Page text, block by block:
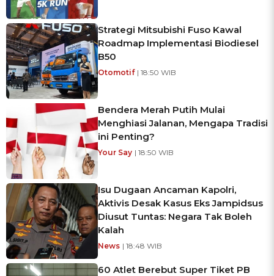
Strategi Mitsubishi Fuso Kawal
Roadmap Implementasi Biodiesel
B50
Otomotif | 18:50 WIB
Bendera Merah Putih Mulai
Menghiasi Jalanan, Mengapa Tradisi
ini Penting?
Your Say | 18:50 WIB
Isu Dugaan Ancaman Kapolri,
Aktivis Desak Kasus Eks Jampidsus
Diusut Tuntas: Negara Tak Boleh
Kalah
News | 18:48 WIB
60 Atlet Berebut Super Tiket PB